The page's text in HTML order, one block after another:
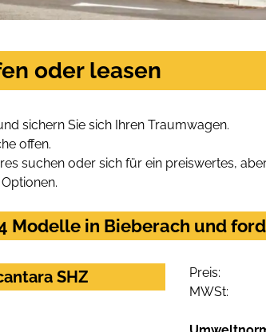
oder leasen
sichern Sie sich Ihren Traumwagen.
offen.
suchen oder sich für ein preiswertes,
Modelle in Bieberach und
SHZ Preis:
MWSt: